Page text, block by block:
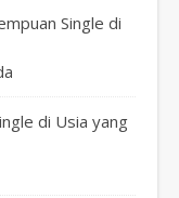
Single di
di Usia yang